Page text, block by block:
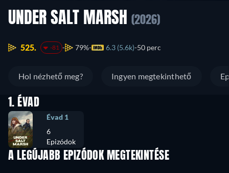
UNDER SALT MARSH (2026)
525. -81 79% 6.3 (5.6k) 50 perc
Hol nézhető meg? Ingyen megtekinthető
1. ÉVAD
Évad 1
6
Epizódok
A LEGÚJABB EPIZÓDOK MEGTEKINTÉSE